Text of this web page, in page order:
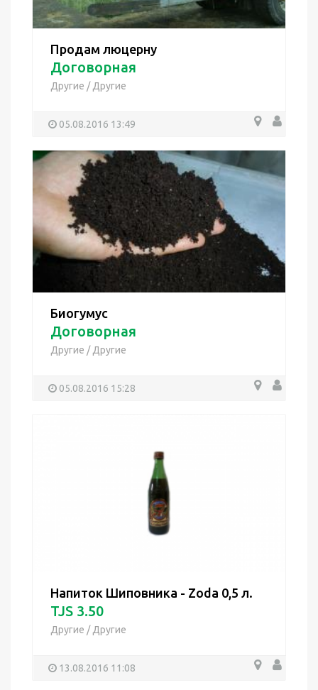
Продам люцерну
Договорная
Другие /Другие
05.08.2016 13:49
Биогумус
Договорная
Другие /Другие
05.08.2016 15:28
Напиток Шиповника - Zoda 0,5 л.
TJS 3.50
Другие /Другие
13.08.2016 11:08